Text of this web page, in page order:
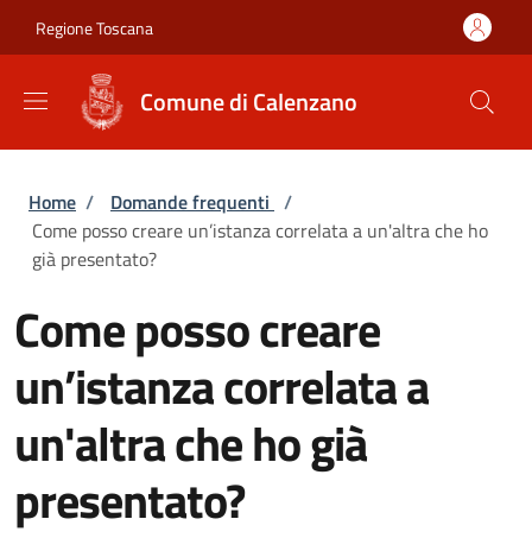
Regione Toscana
Comune di Calenzano
Briciole di pane
Home / Domande frequenti /
Come posso creare un’istanza correlata a un'altra che ho
già presentato?
Come posso creare
un’istanza correlata a
un'altra che ho già
presentato?